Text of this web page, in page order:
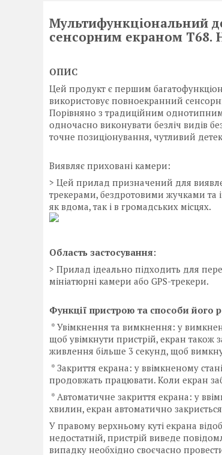
Мультифункціональний
сенсорним екраном T68.
ОПИС
Цей продукт є першим
використовує повноекранний
Порівняно з традиційним
одночасно виконувати безліч видів
точне позиціонування, чутливий
Виявляє приховані камери:
> Цей прилад призначений для
трекерами, бездротовими жучками та
як вдома, так і в громадських місцях.
Область застосування:
> Прилад ідеально підходить для
мініатюрні камери або GPS-трекери.
Функції пристрою та способи його
* Увімкнення та вимкнення: у
щоб увімкнути пристрій, екран також
живлення більше 3 секунд, щоб
* Закриття екрана: у ввімкненому
продовжать працювати. Коли екран
* Автоматичне закриття екрана: у
хвилин, екран автоматично
У правому верхньому куті екрана
недостатній, пристрій виведе
випадку необхідно своєчасно